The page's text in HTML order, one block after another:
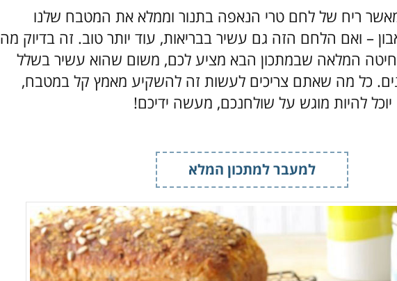
(קצוץ דק)
מאשר ריח של לחם טרי הנאפה בתנור וממלא את המטבח שלנו
– ואם הלחם הזה גם עשיר בבריאות, עוד יותר טוב. זה בדיוק מה
המלאה שבמתכון הבא מציע לכם, משום שהוא עשיר בשלל
כל מה שאתם צריכים לעשות זה להשקיע מאמץ קל במטבח,
להיות מוגש על שולחנכם, מעשה ידיכם!
למעבר למתכון המלא